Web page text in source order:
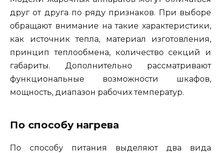
друг от друга по ряду признаков. При выборе
обращают внимание на такие характеристики,
как источник тепла, материал изготовления,
принцип теплообмена, количество секций и
габариты. Дополнительно рассматривают
функциональные возможности шкафов,
мощность, диапазон рабочих температур.
По способу нагрева
По способу питания выделяют два вида